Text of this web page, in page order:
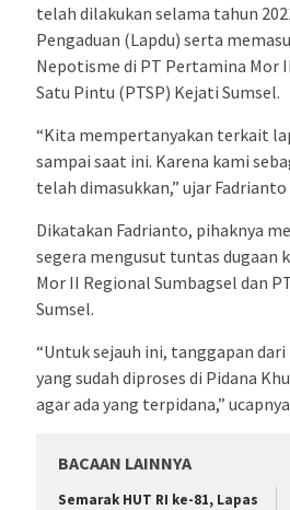
telah dilakukan selama tahun
Pengaduan (Lapdu) serta
Nepotisme di PT Pertamina Mor
Satu Pintu (PTSP) Kejati Sumsel.
“Kita mempertanyakan terkait
sampai saat ini. Karena kami
telah dimasukkan,” ujar
Dikatakan Fadrianto, pihaknya
segera mengusut tuntas dugaan
Mor II Regional Sumbagsel dan
Sumsel.
“Untuk sejauh ini, tanggapan
yang sudah diproses di Pidana
agar ada yang terpidana,”
BACAAN LAINNYA
Semarak HUT RI ke-81, Lapas